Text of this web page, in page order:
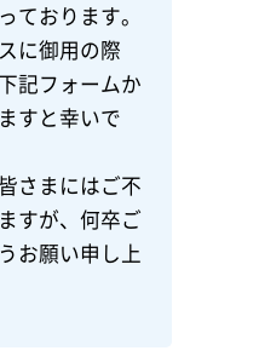
ております。
に御用の際
記フォームか
すと幸いで
さまにはご不
すが、何卒ご
お願い申し上